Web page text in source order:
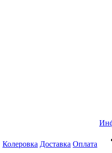
Колеровка Доставка Оплата